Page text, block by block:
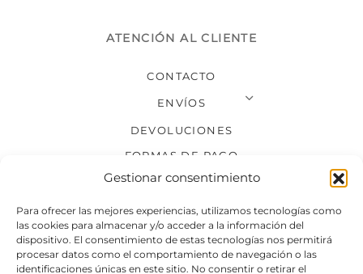
Gestionar consentimiento
Para ofrecer las mejores experiencias, utilizamos tecnologías como
las cookies para almacenar y/o acceder a la información del
dispositivo. El consentimiento de estas tecnologías nos permitirá
procesar datos como el comportamiento de navegación o las
identificaciones únicas en este sitio. No consentir o retirar el
ATENCIÓN AL CLIENTE
CONTACTO
ENVÍOS
DEVOLUCIONES
FORMAS DE PAGO
SÍGUENOS